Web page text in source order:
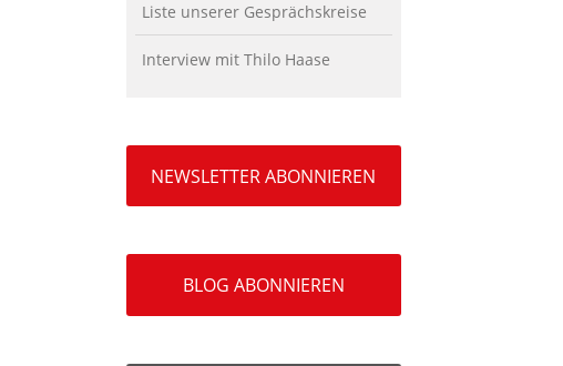
Liste unserer Gesprächskreise
Interview mit Thilo Haase
NEWSLETTER ABONNIEREN
BLOG ABONNIEREN